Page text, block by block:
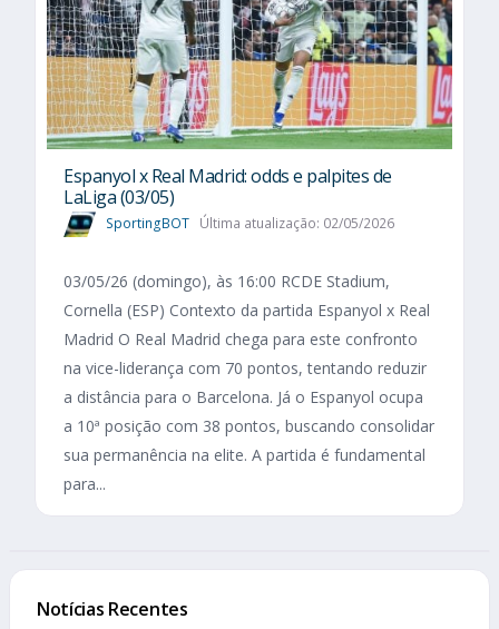
Espanyol x Real Madrid: odds e palpites de
LaLiga (03/05)
SportingBOT Última atualização: 02/05/2026
03/05/26 (domingo), às 16:00 RCDE Stadium,
Cornella (ESP) Contexto da partida Espanyol x Real
Madrid O Real Madrid chega para este confronto
na vice-liderança com 70 pontos, tentando reduzir
a distância para o Barcelona. Já o Espanyol ocupa
a 10ª posição com 38 pontos, buscando consolidar
sua permanência na elite. A partida é fundamental
para...
Notícias Recentes